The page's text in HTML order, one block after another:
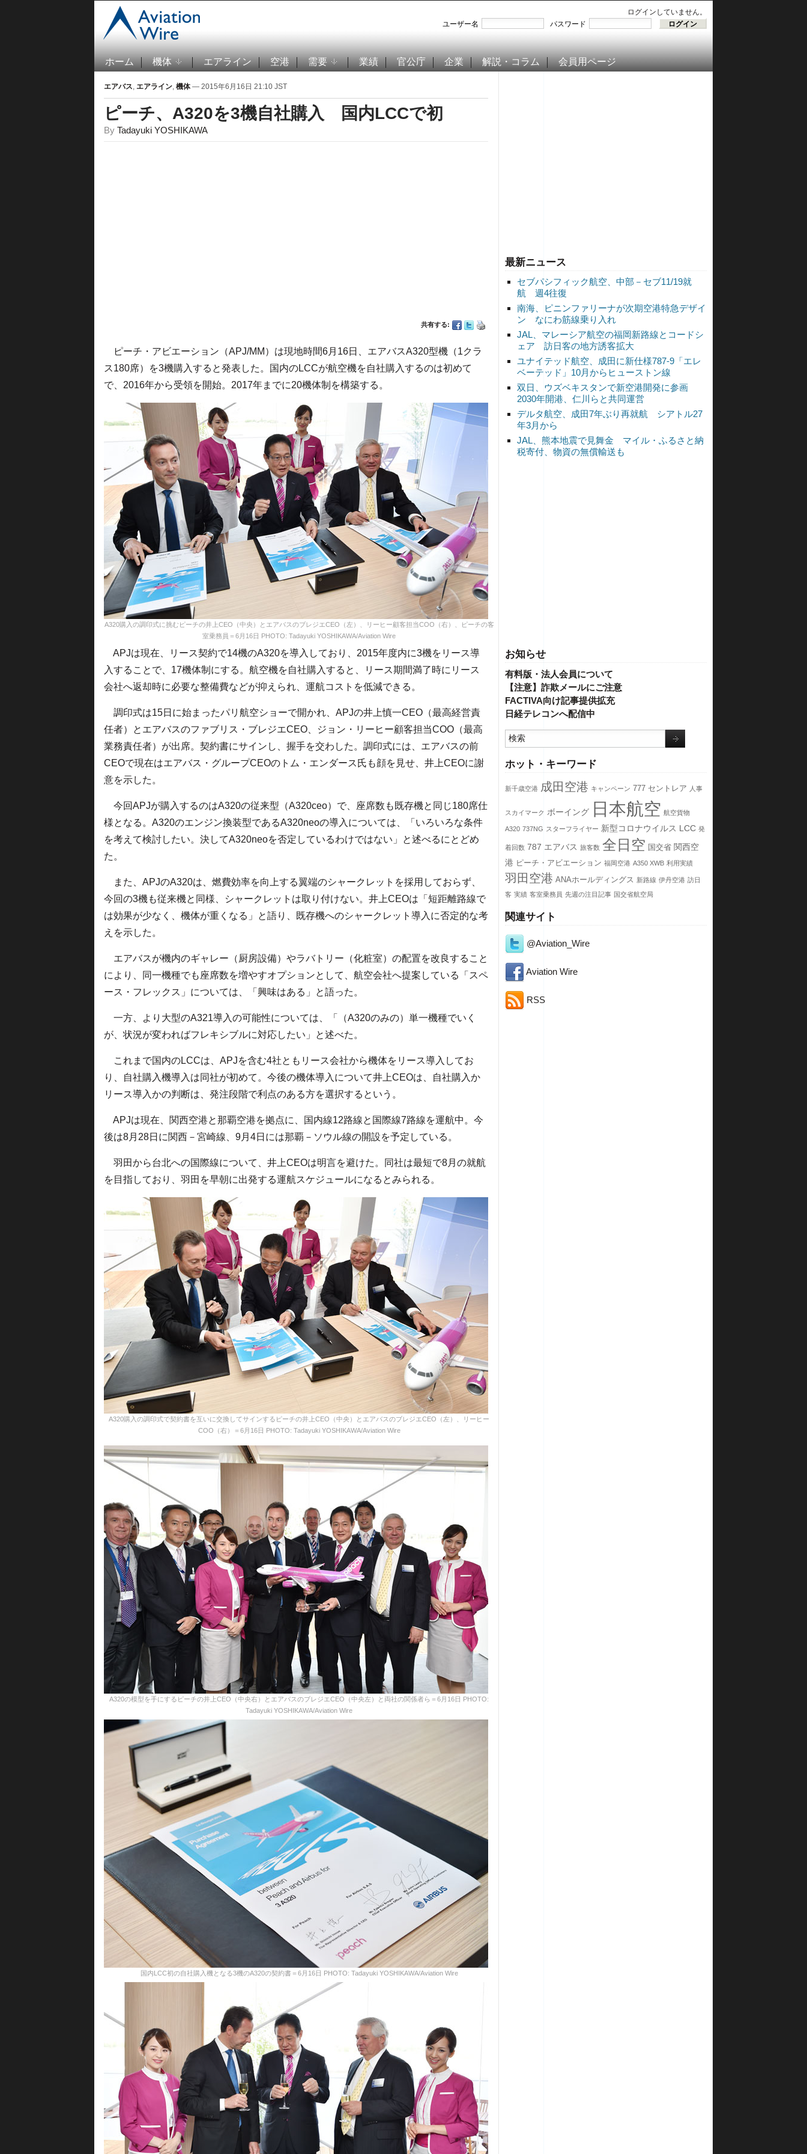
ログインしていません。
ユーザー名
パスワード
ホーム 機体 エアライン 空港 需要 業績 官公庁 企業 解説・コラム 会員用ページ
最新ニュース
セブパシフィック航空、中部－セブ11/19就
航 週4往復
南海、ピニンファリーナが次期空港特急デザイ
ン なにわ筋線乗り入れ
JAL、マレーシア航空の福岡新路線とコードシ
ェア 訪日客の地方誘客拡大
ユナイテッド航空、成田に新仕様787-9「エレ
ベーテッド」10月からヒューストン線
双日、ウズベキスタンで新空港開発に参画
2030年開港、仁川らと共同運営
デルタ航空、成田7年ぶり再就航 シアトル27
年3月から
JAL、熊本地震で見舞金 マイル・ふるさと納
税寄付、物資の無償輸送も
お知らせ
有料版・法人会員について
【注意】詐欺メールにご注意
FACTIVA向け記事提供拡充
日経テレコンへ配信中
ホット・キーワード
新千歳空港 成田空港 キャンペーン 777 セントレア 人事
スカイマーク ボーイング 日本航空 航空貨物
A320 737NG スターフライヤー 新型コロナウイルス LCC 発
着回数 787 エアバス 旅客数 全日空 国交省 関西空
港 ピーチ・アビエーション 福岡空港 A350 XWB 利用実績
羽田空港 ANAホールディングス 新路線 伊丹空港 訪日
客 実績 客室乗務員 先週の注目記事 国交省航空局
関連サイト
@Aviation_Wire
Aviation Wire
RSS
エアバス, エアライン, 機体— 2015年6月16日 21:10 JST
ピーチ、A320を3機自社購入 国内LCCで初
By Tadayuki YOSHIKAWA
共有する:
ピーチ・アビエーション（APJ/MM）は現地時間6月16日、エアバスA320型機（1クラ
ス180席）を3機購入すると発表した。国内のLCCが航空機を自社購入するのは初めて
で、2016年から受領を開始。2017年までに20機体制を構築する。
A320購入の調印式に挑むピーチの井上CEO（中央）とエアバスのブレジエCEO（左）、リーヒー顧客担当COO（右）、ピーチの客
室乗務員＝6月16日 PHOTO: Tadayuki YOSHIKAWA/Aviation Wire
APJは現在、リース契約で14機のA320を導入しており、2015年度内に3機をリース導
入することで、17機体制にする。航空機を自社購入すると、リース期間満了時にリース
会社へ返却時に必要な整備費などが抑えられ、運航コストを低減できる。
調印式は15日に始まったパリ航空ショーで開かれ、APJの井上慎一CEO（最高経営責
任者）とエアバスのファブリス・ブレジエCEO、ジョン・リーヒー顧客担当COO（最高
業務責任者）が出席。契約書にサインし、握手を交わした。調印式には、エアバスの前
CEOで現在はエアバス・グループCEOのトム・エンダース氏も顔を見せ、井上CEOに謝
意を示した。
今回APJが購入するのはA320の従来型（A320ceo）で、座席数も既存機と同じ180席仕
様となる。A320のエンジン換装型であるA320neoの導入については、「いろいろな条件
を考えて検討したい。決してA320neoを否定しているわけではない」と述べるにとどめ
た。
また、APJのA320は、燃費効率を向上する翼端のシャークレットを採用しておらず、
今回の3機も従来機と同様、シャークレットは取り付けない。井上CEOは「短距離路線で
は効果が少なく、機体が重くなる」と語り、既存機へのシャークレット導入に否定的な考
えを示した。
エアバスが機内のギャレー（厨房設備）やラバトリー（化粧室）の配置を改良すること
により、同一機種でも座席数を増やすオプションとして、航空会社へ提案している「スペ
ース・フレックス」については、「興味はある」と語った。
一方、より大型のA321導入の可能性については、「（A320のみの）単一機種でいく
が、状況が変わればフレキシブルに対応したい」と述べた。
これまで国内のLCCは、APJを含む4社ともリース会社から機体をリース導入してお
り、自社購入機導入は同社が初めて。今後の機体導入について井上CEOは、自社購入か
リース導入かの判断は、発注段階で利点のある方を選択するという。
APJは現在、関西空港と那覇空港を拠点に、国内線12路線と国際線7路線を運航中。今
後は8月28日に関西－宮崎線、9月4日には那覇－ソウル線の開設を予定している。
羽田から台北への国際線について、井上CEOは明言を避けた。同社は最短で8月の就航
を目指しており、羽田を早朝に出発する運航スケジュールになるとみられる。
A320購入の調印式で契約書を互いに交換してサインするピーチの井上CEO（中央）とエアバスのブレジエCEO（左）、リーヒー
COO（右）＝6月16日 PHOTO: Tadayuki YOSHIKAWA/Aviation Wire
A320の模型を手にするピーチの井上CEO（中央右）とエアバスのブレジエCEO（中央左）と両社の関係者ら＝6月16日 PHOTO:
Tadayuki YOSHIKAWA/Aviation Wire
国内LCC初の自社購入機となる3機のA320の契約書＝6月16日 PHOTO: Tadayuki YOSHIKAWA/Aviation Wire